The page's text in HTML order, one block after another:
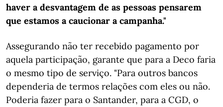
haver a desvantagem de as pessoas pensarem
que estamos a caucionar a campanha."
Assegurando não ter recebido pagamento por
aquela participação, garante que para a Deco faria
o mesmo tipo de serviço. "Para outros bancos
dependeria de termos relações com eles ou não.
Poderia fazer para o Santander, para a CGD, o